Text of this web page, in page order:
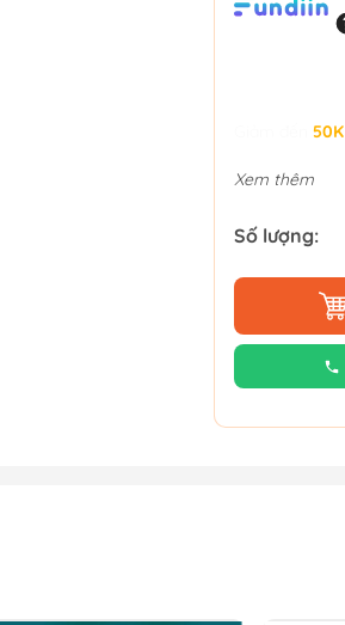
50K
Xem thêm
Số lượng: